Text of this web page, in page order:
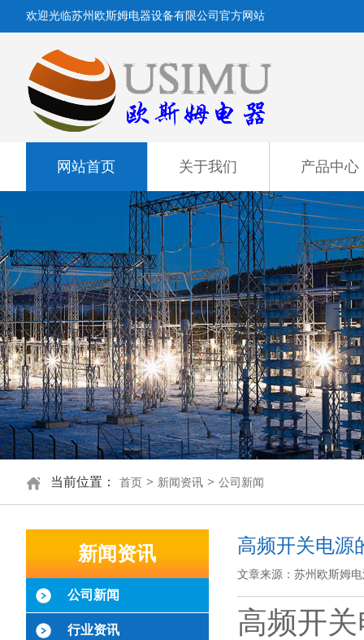
欢迎光临苏州欧斯姆电器设备有限公司官方网站
网站首页 关于我们 产品中心
当前位置： 首页 > 新闻资讯 > 公司新闻
新闻资讯
公司新闻
行业资讯
高频开关电源
文章来源：苏州欧斯姆电
高频开